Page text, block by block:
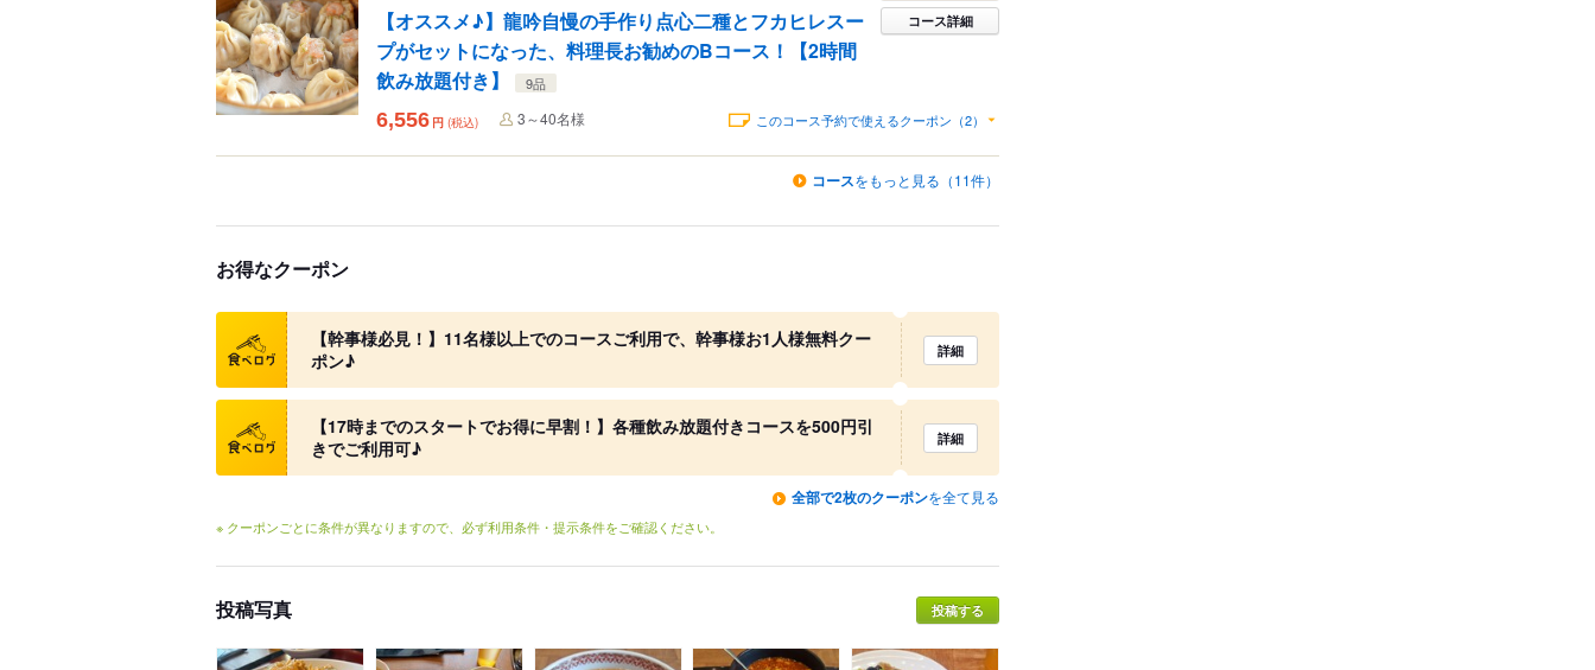
【オススメ♪】龍吟自慢の手作り点心二種とフカヒレスー
プがセットになった、料理長お勧めのBコース！【2時間
飲み放題付き】
9品
コース詳細
6,556 円 (税込) 3～40名様 このコース予約で使えるクーポン（2）
コースをもっと見る（11件）
お得なクーポン
クーポン
【幹事様必見！】11名様以上でのコースご利用で、幹事様お1人様無料クー
ポン♪
詳細
クーポン
【17時までのスタートでお得に早割！】各種飲み放題付きコースを500円引
きでご利用可♪
詳細
全部で2枚のクーポンを全て見る
※ クーポンごとに条件が異なりますので、必ず利用条件・提示条件をご確認ください。
投稿写真 投稿する